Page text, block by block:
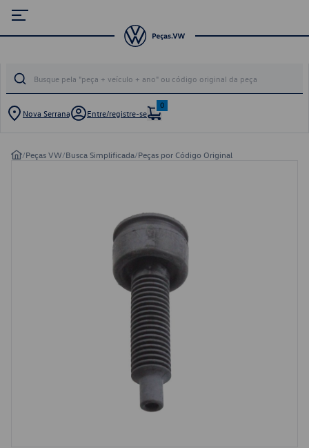
Nova Serrana Entre/registre-se
0
/Peças VW/Busca Simplificada/Peças por Código Original